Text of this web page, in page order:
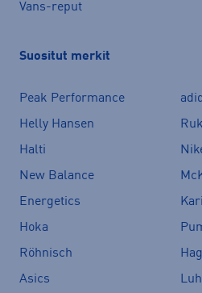
Vans-reput
Suositut merkit
Peak Performance
Helly Hansen
Halti
New Balance
Energetics
Hoka
Röhnisch
Asics